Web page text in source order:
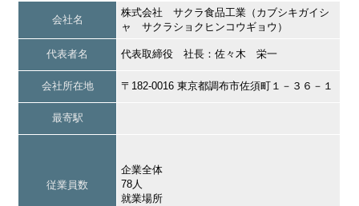
会社名
株式会社 サクラ食品工業（カブシキガイシ
ャ サクラショクヒンコウギョウ）
代表者名 代表取締役 社長：佐々木 栄一
会社所在地 〒182-0016 東京都調布市佐須町１－３６－１
最寄駅
従業員数
企業全体
78人
就業場所